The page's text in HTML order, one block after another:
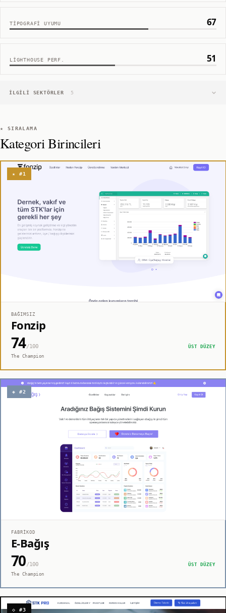
TIPOGRAFI UYUMU 67
LIGHTHOUSE PERF. 51
İLGILI SEKTÖRLER 5
★ SIRALAMA
Kategori Birincileri
★ #1
BAĞIMSIZ
Fonzip
74/100
ÜST DÜZEY
The Champion
◈ #2
FABRIKOD
E-Bağış
70/100
ÜST DÜZEY
The Champion
◇ #3